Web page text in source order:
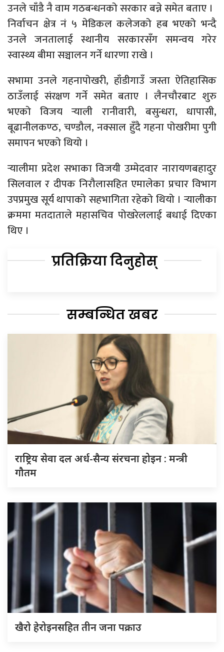
उनले चाँडै नै वाम गठबन्धनको सरकार बन्ने समेत बताए ।
निर्वाचन क्षेत्र नं ५ मेडिकल कलेजको हब भएको भन्दै
उनले जनतालाई स्थानीय सरकारसँग समन्वय गरेर
स्वास्थ्य बीमा सञ्चालन गर्ने धारणा राखे ।
सभामा उनले गहनापोखरी, हाँडीगाउँ जस्ता ऐतिहासिक
ठाउँलाई संरक्षण गर्ने समेत बताए । लैनचौरबाट शुरु
भएको विजय र्‍याली रानीवारी, बसुन्धरा, धापासी,
बूढानीलकण्ठ, चण्डौल, नक्साल हुँदै गहना पोखरीमा पुगी
समापन भएको थियो ।
र्‍यालीमा प्रदेश सभाका विजयी उम्मेदवार नारायणबहादुर
सिलवाल र दीपक निरौलासहित एमालेका प्रचार विभाग
उपप्रमुख सूर्य थापाको सहभागिता रहेको थियो । र्‍यालीका
क्रममा मतदाताले महासचिव पोखरेललाई बधाई दिएका
थिए ।
प्रतिक्रिया दिनुहोस्
सम्बन्धित खबर
राष्ट्रिय सेवा दल अर्ध-सैन्य संरचना होइन : मन्त्री
गौतम
खैरो हेरोइनसहित तीन जना पक्राउ